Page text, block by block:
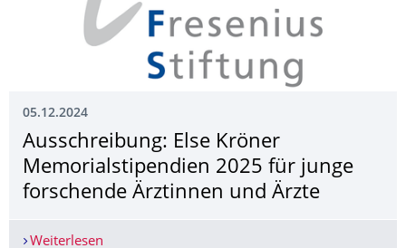
05.12.2024
Ausschreibung: Else Kröner
Memorialstipendien 2025 für junge
forschende Ärztinnen und Ärzte
Weiterlesen